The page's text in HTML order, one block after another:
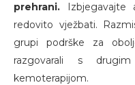
prehrani. Izbjegavajte
redovito vježbati.
grupi podrške za
razgovarali s
kemoterapijom.